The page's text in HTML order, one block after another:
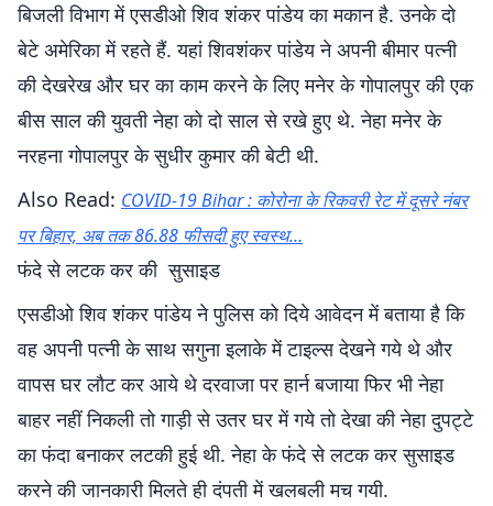
बिजली विभाग में एसडीओ शिव शंकर पांडेय का मकान है. उनके दो
बेटे अमेरिका में रहते हैं. यहां शिवशंकर पांडेय ने अपनी बीमार पत्नी
की देखरेख और घर का काम करने के लिए मनेर के गोपालपुर की एक
बीस साल की युवती नेहा को दो साल से रखे हुए थे. नेहा मनेर के
नरहना गोपालपुर के सुधीर कुमार की बेटी थी.
Also Read: COVID-19 Bihar : कोरोना के रिकवरी रेट में दूसरे नंबर
पर बिहार, अब तक 86.88 फीसदी हुए स्वस्थ…
फंदे से लटक कर की सुसाइड
एसडीओ शिव शंकर पांडेय ने पुलिस को दिये आवेदन में बताया है कि
वह अपनी पत्नी के साथ सगुना इलाके में टाइल्स देखने गये थे और
वापस घर लौट कर आये थे दरवाजा पर हार्न बजाया फिर भी नेहा
बाहर नहीं निकली तो गाड़ी से उतर घर में गये तो देखा की नेहा दुपट्टे
का फंदा बनाकर लटकी हुई थी. नेहा के फंदे से लटक कर सुसाइड
करने की जानकारी मिलते ही दंपती में खलबली मच गयी.